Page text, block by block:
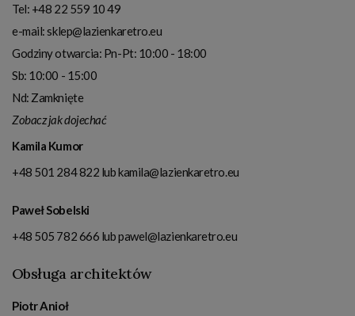
Tel: +48 22 559 10 49
e-mail:sklep@lazienkaretro.eu
Godziny otwarcia: Pn-Pt: 10:00 - 18:00
Sb: 10:00 - 15:00
Nd: Zamknięte
Zobacz jak dojechać
Kamila Kumor
+48 501 284 822 lubkamila@lazienkaretro.eu
Paweł Sobelski
+48 505 782 666 lubpawel@lazienkaretro.eu
Obsługa architektów
Piotr Anioł